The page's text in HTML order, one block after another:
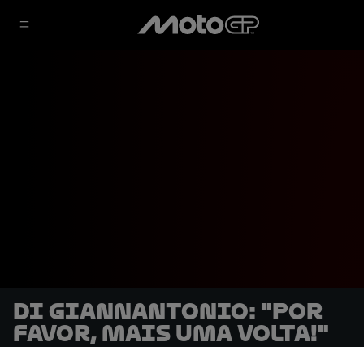
Di Giannantonio: "Por
favor, mais uma volta!"